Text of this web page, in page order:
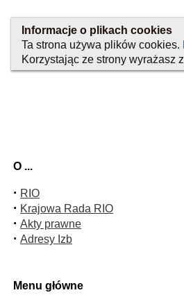
O ...
· RIO
· Krajowa Rada RIO
· Akty prawne
· Adresy Izb
Menu główne